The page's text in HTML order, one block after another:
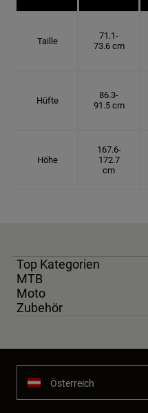
Taille
71.1-
73.6 cm
Hüfte
86.3-
91.5 cm
Höhe
167.6-
172.7
cm
Top Kategorien
MTB
Moto
Zubehör
Österreich